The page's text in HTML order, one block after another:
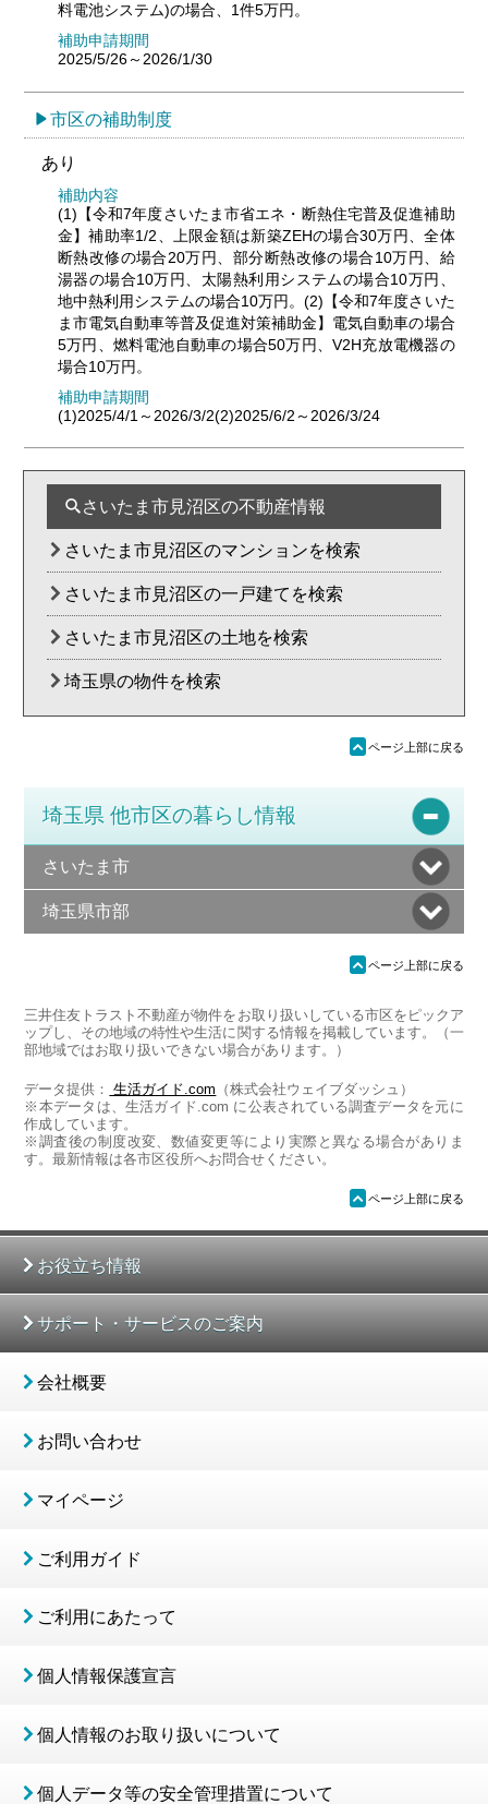
料電池システム)の場合、1件5万円。
補助申請期間
2025/5/26～2026/1/30
市区の補助制度
あり
補助内容
(1)【令和7年度さいたま市省エネ・断熱住宅普及促進補助
金】補助率1/2、上限金額は新築ZEHの場合30万円、全体
断熱改修の場合20万円、部分断熱改修の場合10万円、給
湯器の場合10万円、太陽熱利用システムの場合10万円、
地中熱利用システムの場合10万円。(2)【令和7年度さいた
ま市電気自動車等普及促進対策補助金】電気自動車の場合
5万円、燃料電池自動車の場合50万円、V2H充放電機器の
場合10万円。
補助申請期間
(1)2025/4/1～2026/3/2(2)2025/6/2～2026/3/24
さいたま市見沼区の不動産情報
さいたま市見沼区のマンションを検索
さいたま市見沼区の一戸建てを検索
さいたま市見沼区の土地を検索
埼玉県の物件を検索
ü ページ上部に戻る
埼玉県 他市区の暮らし情報
さいたま市
埼玉県市部
ü ページ上部に戻る
三井住友トラスト不動産が物件をお取り扱いしている市区をピックア
ップし、その地域の特性や生活に関する情報を掲載しています。（一
部地域ではお取り扱いできない場合があります。）
データ提供： 生活ガイド.com （株式会社ウェイブダッシュ）
※本データは、生活ガイド.com に公表されている調査データを元に
作成しています。
※調査後の制度改変、数値変更等により実際と異なる場合がありま
す。最新情報は各市区役所へお問合せください。
ü ページ上部に戻る
お役立ち情報
サポート・サービスのご案内
会社概要
お問い合わせ
マイページ
ご利用ガイド
ご利用にあたって
個人情報保護宣言
個人情報のお取り扱いについて
個人データ等の安全管理措置について